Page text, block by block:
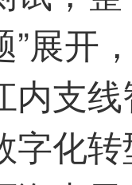
”展开
内支
字化